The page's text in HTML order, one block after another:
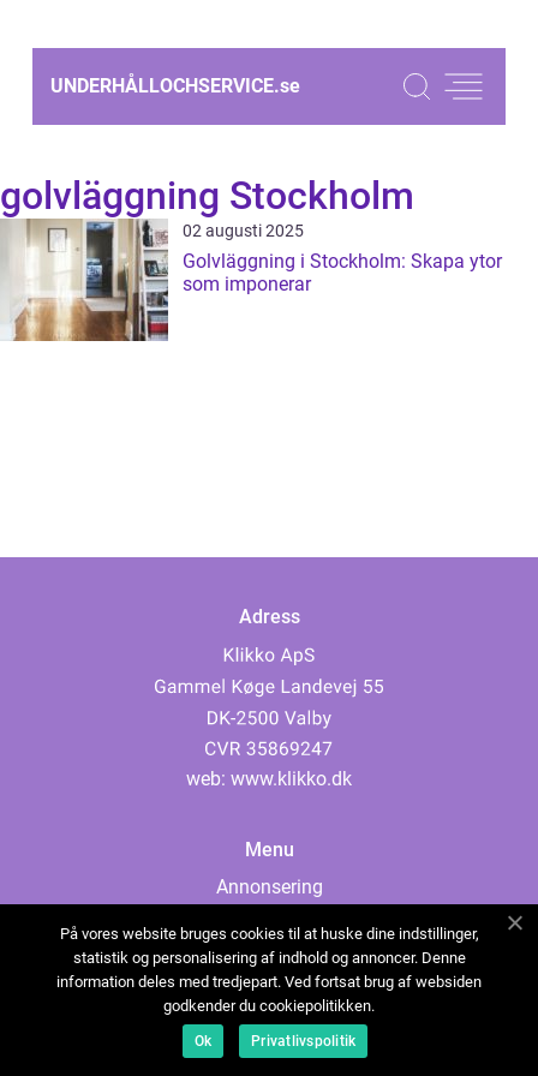
UNDERHÅLLOCHSERVICE.se
golvläggning Stockholm
02 augusti 2025
Golvläggning i Stockholm: Skapa ytor
som imponerar
Adress
web: www.klikko.dk
Menu
Annonsering
Cookies
Kontakta oss
Sitemap
På vores website bruges cookies til at huske dine indstillinger,
statistik og personalisering af indhold og annoncer. Denne
information deles med tredjepart. Ved fortsat brug af websiden
godkender du cookiepolitikken.
Ok Privatlivspolitik